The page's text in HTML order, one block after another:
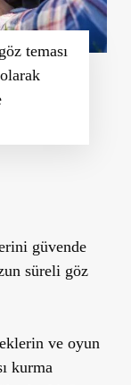
teması
güvende
süreli göz
ve oyun
kurma